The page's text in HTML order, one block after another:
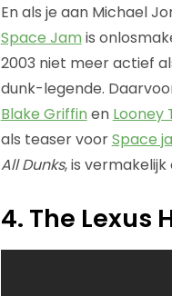
En als je aan Michael
Space Jam is
2003 niet meer actief
dunk-legende.
Blake Griffin en Looney
als teaser voorSpace
All Dunks, is
4. The Lexus